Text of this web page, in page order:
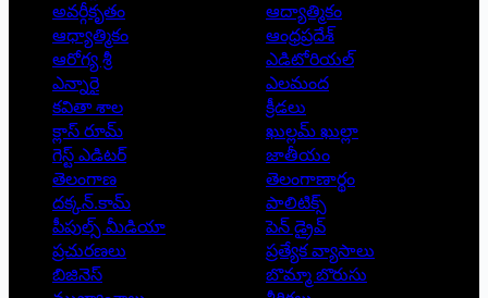
అవర్గీకృతం
ఆద్యాత్మికం
ఆధ్యాత్మికం
ఆంధ్రప్రదేశ్
ఆరోగ్య శ్రీ
ఎడిటోరియల్
ఎన్నారై
ఎలమంద
కవితా శాల
క్రీడలు
క్లాస్ రూమ్
ఖుల్లమ్ ఖుల్లా
గెస్ట్ ఎడిటర్
జాతీయం
తెలంగాణ
తెలంగాణార్థం
దక్కన్.కామ్
పాలిటిక్స్
పీపుల్స్ ‌మీడియా
పెన్ డ్రైవ్
ప్రచురణలు
ప్రత్యేక వ్యాసాలు
బిజినెస్
బొమ్మా బొరుసు